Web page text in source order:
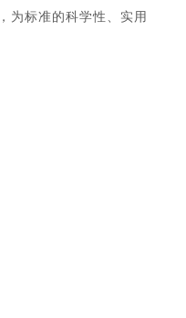
为标准的科学性、实用